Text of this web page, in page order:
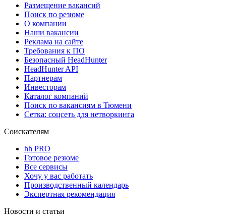
Размещение вакансий
Поиск по резюме
О компании
Наши вакансии
Реклама на сайте
Требования к ПО
Безопасный HeadHunter
HeadHunter API
Партнерам
Инвесторам
Каталог компаний
Поиск по вакансиям в Тюмени
Сетка: соцсеть для нетворкинга
Соискателям
hh PRO
Готовое резюме
Все сервисы
Хочу у вас работать
Производственный календарь
Экспертная рекомендация
Новости и статьи